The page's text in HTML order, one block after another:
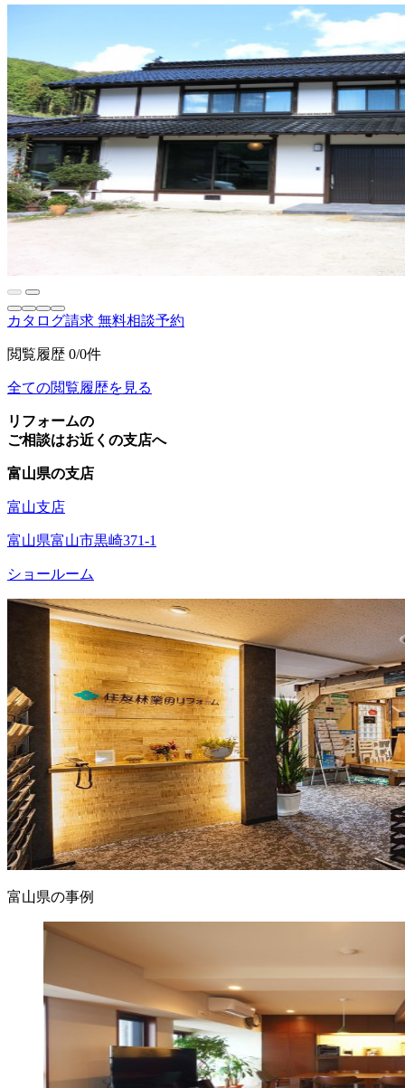
カタログ請求 無料相談予約
閲覧履歴 0/0件
全ての閲覧履歴を見る
リフォームの
ご相談はお近くの支店へ
富山県の支店
富山支店
富山県富山市黒崎371-1
ショールーム
富山県の事例